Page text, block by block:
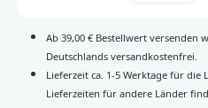
Ab 39,00 € Bestellwert versenden
Deutschlands versandkostenfrei.
Lieferzeit ca. 1-5 Werktage für
Lieferzeiten für andere Länder